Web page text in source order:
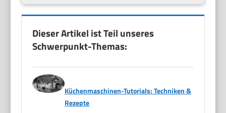
Dieser Artikel ist Teil unseres
Schwerpunkt-Themas:
Küchenmaschinen-Tutorials: Techniken &
Rezepte